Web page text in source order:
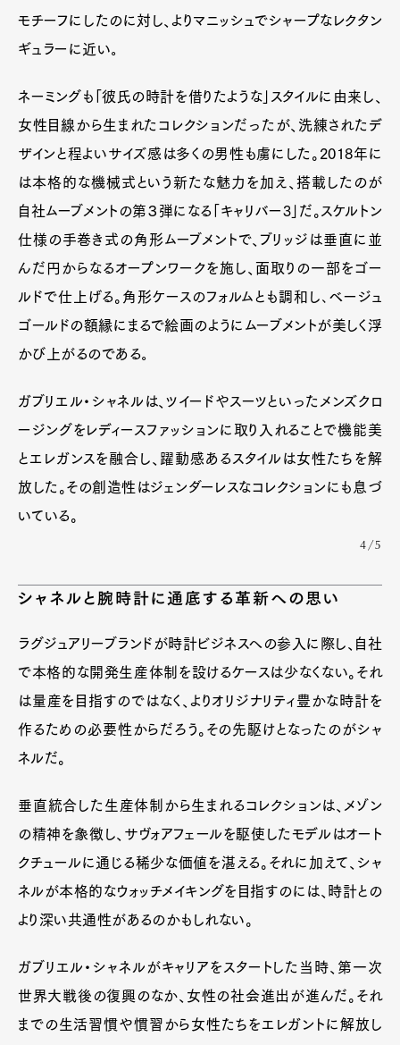
GourmetCars
Pen Membership
Magazine
Official Columnist
About
Pen Meet
モチーフにしたのに対し、よりマニッシュでシャープなレクタン
ギュラーに近い｡
ネーミングも「彼氏の時計を借りたような」スタイルに由来し、
女性目線から生まれたコレクションだったが、洗練されたデ
ザインと程よいサイズ感は多くの男性も虜にした。2018年に
は本格的な機械式という新たな魅力を加え、搭載したのが
自社ムーブメントの第３弾になる「キャリバー3」だ。スケルトン
仕様の手巻き式の角形ムーブメントで、ブリッジは垂直に並
んだ円からなるオープンワークを施し、面取りの一部をゴー
ルドで仕上げる。角形ケースのフォルムとも調和し､ベージュ
ゴールドの額縁にまるで絵画のようにムーブメントが美しく浮
かび上がるのである｡
ガブリエル・シャネルは、ツイードやスーツといったメンズクロ
ージングをレディースファッションに取り入れることで機能美
とエレガンスを融合し、躍動感あるスタイルは女性たちを解
放した。その創造性はジェンダーレスなコレクションにも息づ
いている。
4/5
シャネルと腕時計に通底する革新への思い
ラグジュアリーブランドが時計ビジネスへの参入に際し、自社
で本格的な開発生産体制を設けるケースは少なくない。それ
は量産を目指すのではなく、よりオリジナリティ豊かな時計を
作るための必要性からだろう。その先駆けとなったのがシャ
ネルだ。
垂直統合した生産体制から生まれるコレクションは、メゾン
の精神を象徴し、サヴォアフェールを駆使したモデルはオート
クチュールに通じる稀少な価値を湛える。それに加えて、シャ
ネルが本格的なウォッチメイキングを目指すのには、時計との
より深い共通性があるのかもしれない。
ガブリエル・シャネルがキャリアをスタートした当時、第一次
世界大戦後の復興のなか、女性の社会進出が進んだ。それ
までの生活習慣や慣習から女性たちをエレガントに解放し